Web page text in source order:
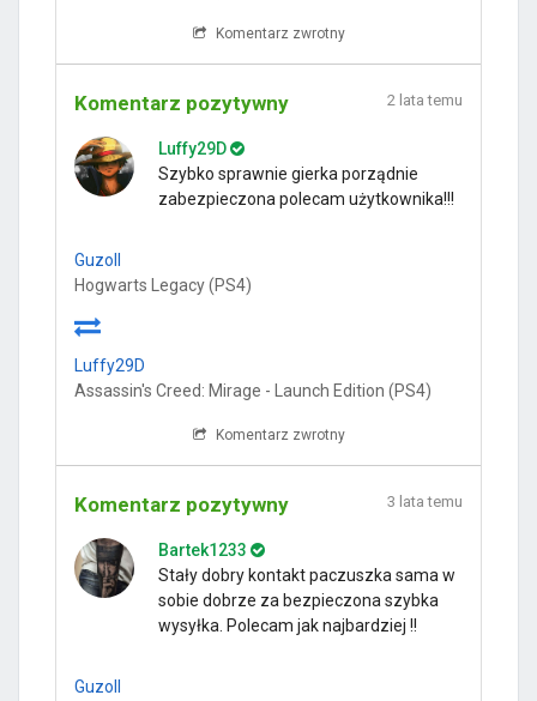
Komentarz zwrotny
Komentarz pozytywny 2 lata temu
Luffy29D
Szybko sprawnie gierka porządnie
zabezpieczona polecam użytkownika!!!
Guzoll
Hogwarts Legacy (PS4)
Luffy29D
Assassin's Creed: Mirage - Launch Edition (PS4)
Komentarz zwrotny
Komentarz pozytywny 3 lata temu
Bartek1233
Stały dobry kontakt paczuszka sama w
sobie dobrze za bezpieczona szybka
wysyłka. Polecam jak najbardziej !!
Guzoll